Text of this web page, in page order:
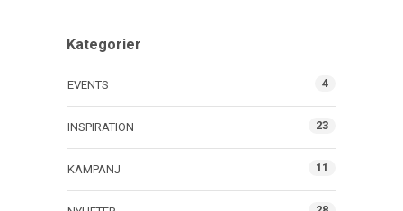
Kategorier
EVENTS 4
INSPIRATION 23
KAMPANJ 11